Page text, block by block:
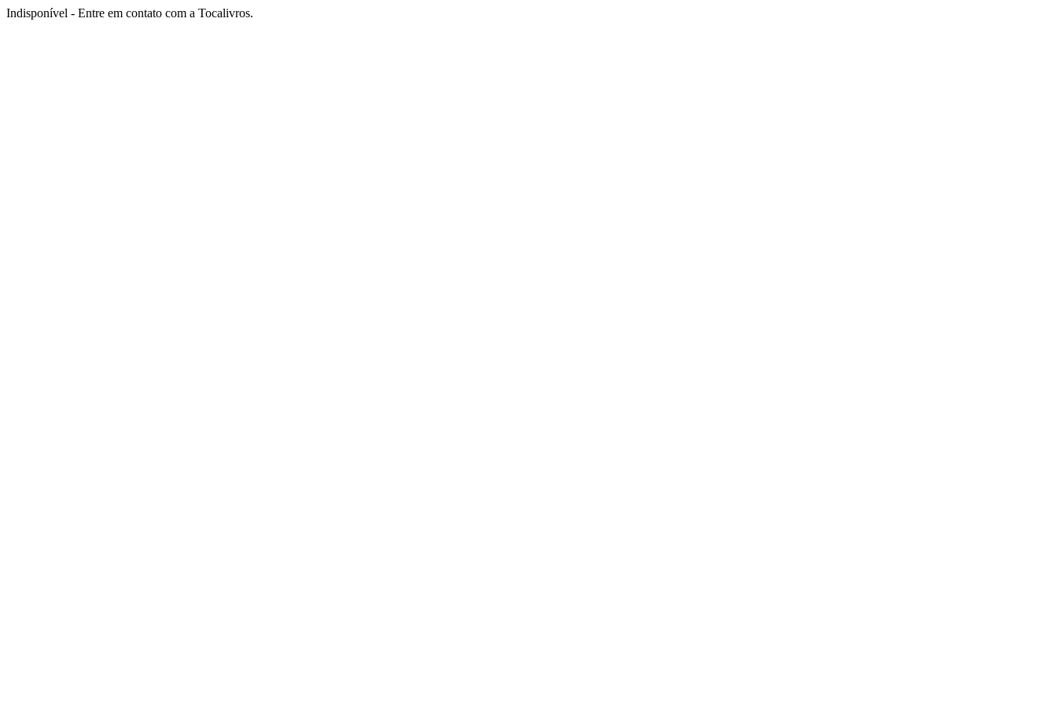
Indisponível - Entre em contato com a Tocalivros.